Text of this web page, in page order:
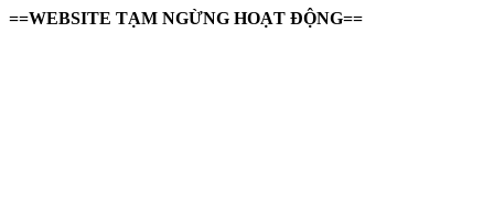
==WEBSITE TẠM NGỪNG HOẠT ĐỘNG==